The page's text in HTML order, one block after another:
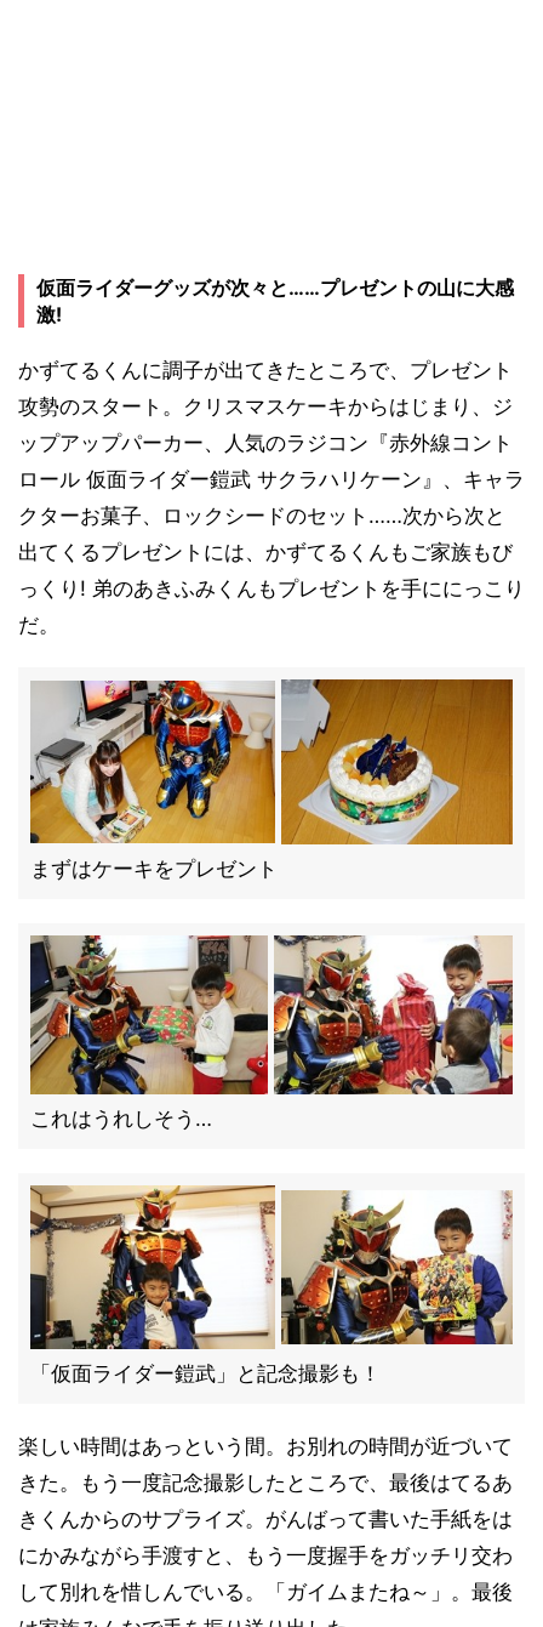
仮面ライダーグッズが次々と……プレゼントの山に大感
激!
かずてるくんに調子が出てきたところで、プレゼント
攻勢のスタート。クリスマスケーキからはじまり、ジ
ップアップパーカー、人気のラジコン『赤外線コント
ロール 仮面ライダー鎧武 サクラハリケーン』、キャラ
クターお菓子、ロックシードのセット……次から次と
出てくるプレゼントには、かずてるくんもご家族もび
っくり! 弟のあきふみくんもプレゼントを手ににっこり
だ。
まずはケーキをプレゼント
これはうれしそう…
「仮面ライダー鎧武」と記念撮影も！
楽しい時間はあっという間。お別れの時間が近づいて
きた。もう一度記念撮影したところで、最後はてるあ
きくんからのサプライズ。がんばって書いた手紙をは
にかみながら手渡すと、もう一度握手をガッチリ交わ
して別れを惜しんでいる。「ガイムまたね～」。最後